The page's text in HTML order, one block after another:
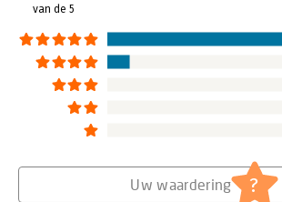
van de 5
Uw waardering ?